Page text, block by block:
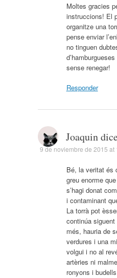
Moltes gracies
instruccions! El
organitze una
pense enviar
no tinguen
sense renegar!
Responder
Joaquin
9 de noviembre de 2015 at
Bé, la veritat és
greu enorme
s’hagi donat
i contaminant
La torrà pot
continúa
més, hauria de
verdures i una
volgui i no al
artèries ni
ronyons i